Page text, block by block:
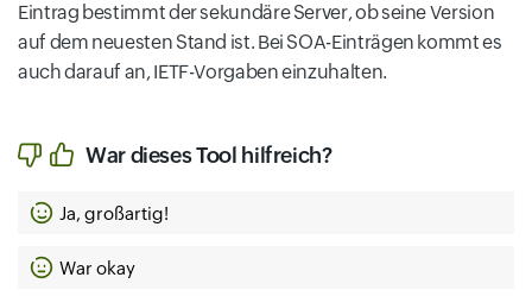
Eintrag bestimmt der sekundäre Server, ob seine Version
auf dem neuesten Stand ist. Bei SOA-Einträgen kommt es
auch darauf an, IETF-Vorgaben einzuhalten.
War dieses Tool hilfreich?
Ja, großartig!
War okay